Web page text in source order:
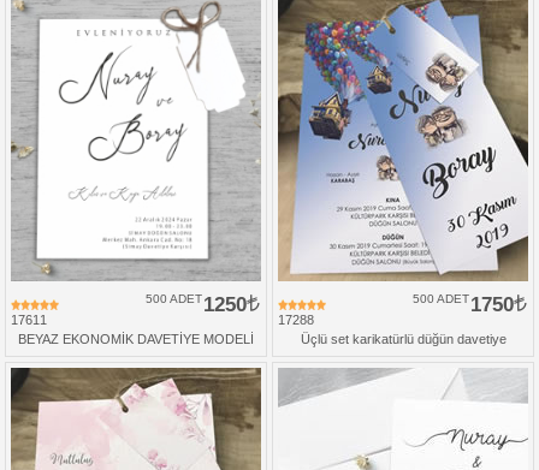
17611
1250
500 ADET
BEYAZ EKONOMİK DAVETİYE MODELİ
17288
1750
500 ADET
Üçlü set karikatürlü düğün davetiye